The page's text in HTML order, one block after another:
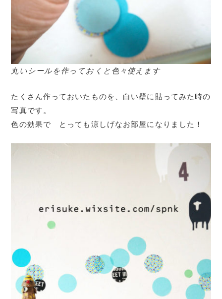
丸いシールを作っておくと色々使えます
たくさん作っておいたものを、白い壁に貼ってみた時の
写真です。
色の効果で とっても涼しげなお部屋になりました！